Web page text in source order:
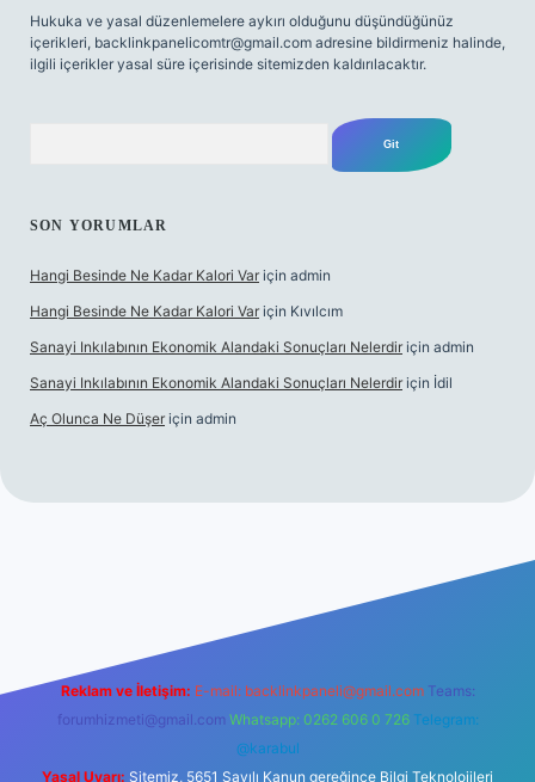
Hukuka ve yasal düzenlemelere aykırı olduğunu düşündüğünüz
içerikleri, backlinkpanelicomtr@gmail.com adresine bildirmeniz halinde,
ilgili içerikler yasal süre içerisinde sitemizden kaldırılacaktır.
SON YORUMLAR
Hangi Besinde Ne Kadar Kalori Var için admin
Hangi Besinde Ne Kadar Kalori Var için Kıvılcım
Sanayi Inkılabının Ekonomik Alandaki Sonuçları Nelerdir için admin
Sanayi Inkılabının Ekonomik Alandaki Sonuçları Nelerdir için İdil
Aç Olunca Ne Düşer için admin
Reklam ve İletişim: E-mail: backlinkpaneli@gmail.com Teams:
forumhizmeti@gmail.com Whatsapp: 0262 606 0 726 Telegram:
@karabul
Yasal Uyarı: Sitemiz, 5651 Sayılı Kanun gereğince Bilgi Teknolojileri